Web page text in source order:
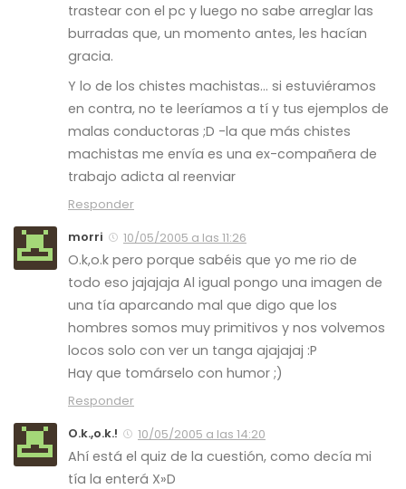
trastear con el pc y luego no sabe arreglar las
burradas que, un momento antes, les hacían
gracia.
Y lo de los chistes machistas… si estuviéramos
en contra, no te leeríamos a tí y tus ejemplos de
malas conductoras ;D -la que más chistes
machistas me envía es una ex-compañera de
trabajo adicta al reenviar
Responder
morri
10/05/2005 a las 11:26
O.k,o.k pero porque sabéis que yo me rio de
todo eso jajajaja Al igual pongo una imagen de
una tía aparcando mal que digo que los
hombres somos muy primitivos y nos volvemos
locos solo con ver un tanga ajajajaj :P
Hay que tomárselo con humor ;)
Responder
O.k.,o.k.!
10/05/2005 a las 14:20
Ahí está el quiz de la cuestión, como decía mi
tía la enterá X»D